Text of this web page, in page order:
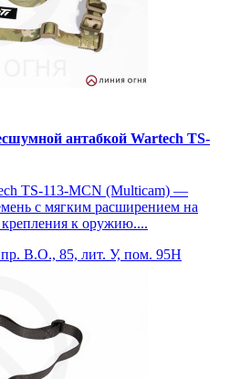
антабкой Wartech TS-
TS-113-MCN (Multicam) —
с мягким расширением на
к оружию....
В.О., 85, лит. У, пом. 95Н